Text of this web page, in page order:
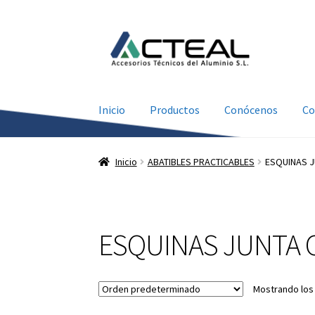
Inicio Productos Conócenos
Inicio ABATIBLES PRACTICABLES ESQUINAS
ESQUINAS JUNTA
Mostrando